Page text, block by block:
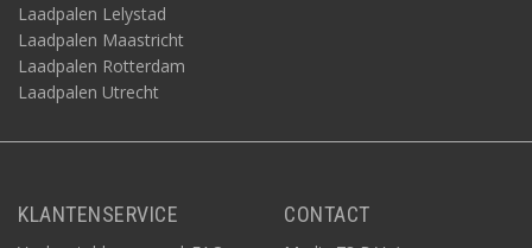
Laadpalen Lelystad
Laadpalen Maastricht
Laadpalen Rotterdam
Laadpalen Utrecht
KLANTENSERVICE CONTACT